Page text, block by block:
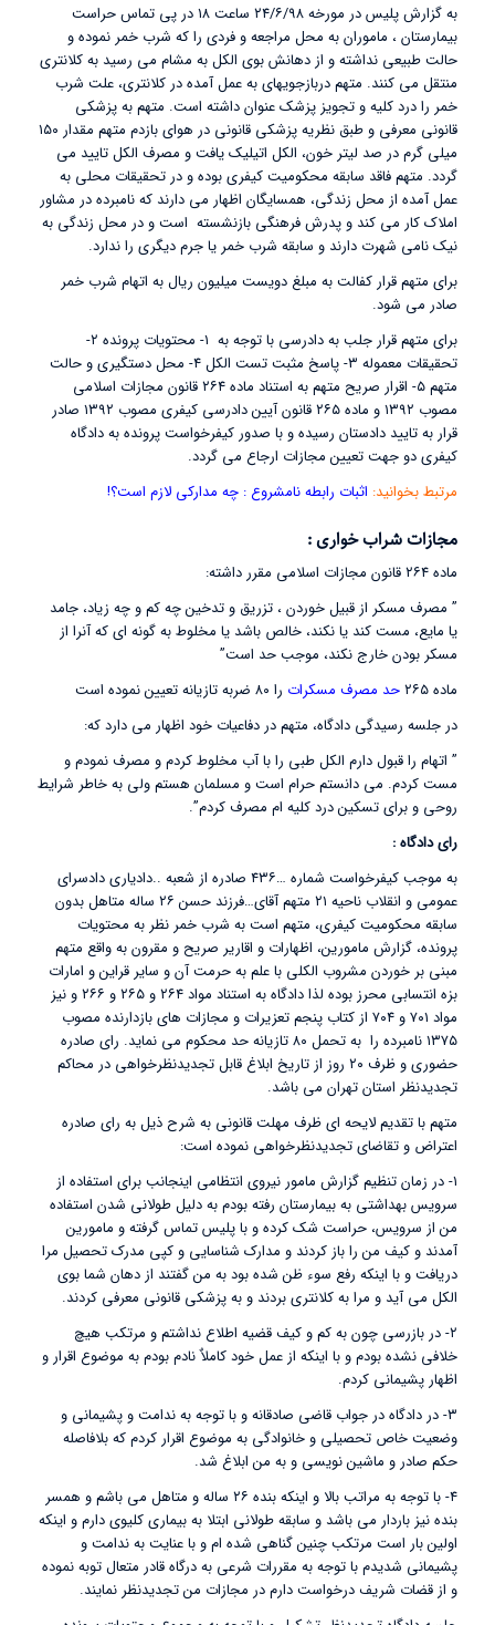
به گزارش پلیس در مورخه ۲۴/۶/۹۸ ساعت ۱۸ در پی تماس حراست
بیمارستان ، ماموران به محل مراجعه و فردی را که شرب خمر نموده و
حالت طبیعی نداشته و از دهانش بوی الکل به مشام می رسید به کلانتری
منتقل می کنند. متهم دربازجویهای به عمل آمده در کلانتری، علت شرب
خمر را درد کلیه و تجویز پزشک عنوان داشته است. متهم به پزشکی
قانونی معرفی و طبق نظریه پزشکی قانونی در هوای بازدم متهم مقدار ۱۵۰
میلی گرم در صد لیتر خون، الکل اتیلیک یافت و مصرف الکل تایید می
گردد. متهم فاقد سابقه محکومیت کیفری بوده و در تحقیقات محلی به
عمل آمده از محل زندگی، همسایگان اظهار می دارند که نامبرده در مشاور
املاک کار می کند و پدرش فرهنگی بازنشسته است و در محل زندگی به
نیک نامی شهرت دارند و سابقه شرب خمر یا جرم دیگری را ندارد.
برای متهم قرار کفالت به مبلغ دویست میلیون ریال به اتهام شرب خمر
صادر می شود.
برای متهم قرار جلب به دادرسی با توجه به ۱- محتویات پرونده ۲-
تحقیقات معموله ۳- پاسخ مثبت تست الکل ۴- محل دستگیری و حالت
متهم ۵- اقرار صریح متهم به استناد ماده ۲۶۴ قانون مجازات اسلامی
مصوب ۱۳۹۲ و ماده ۲۶۵ قانون آیین دادرسی کیفری مصوب ۱۳۹۲ صادر
قرار به تایید دادستان رسیده و با صدور کیفرخواست پرونده به دادگاه
کیفری دو جهت تعیین مجازات ارجاع می گردد.
مرتبط بخوانید: اثبات رابطه نامشروع : چه مدارکی لازم است؟!
مجازات شراب خواری :
ماده ۲۶۴ قانون مجازات اسلامی مقرر داشته:
” مصرف مسکر از قبیل خوردن ، تزریق و تدخین چه کم و چه زیاد، جامد
یا مایع، مست کند یا نکند، خالص باشد یا مخلوط به گونه ای که آنرا از
مسکر بودن خارج نکند، موجب حد است”
ماده ۲۶۵
حد مصرف مسکرات را ۸۰ ضربه تازیانه تعیین نموده است
در جلسه رسیدگی دادگاه، متهم در دفاعیات خود اظهار می دارد که:
” اتهام را قبول دارم الکل طبی را با آب مخلوط کردم و مصرف نمودم و
مست کردم. می دانستم حرام است و مسلمان هستم ولی به خاطر شرایط
روحی و برای تسکین درد کلیه ام مصرف کردم”.
رای دادگاه :
به موجب کیفرخواست شماره …۴۳۶ صادره از شعبه ..دادیاری دادسرای
عمومی و انقلاب ناحیه ۲۱ متهم آقای…فرزند حسن ۲۶ ساله متاهل بدون
سابقه محکومیت کیفری، متهم است به شرب خمر نظر به محتویات
پرونده، گزارش مامورین، اظهارات و اقاریر صریح و مقرون به واقع متهم
مبنی بر خوردن مشروب الکلی با علم به حرمت آن و سایر قراین و امارات
بزه انتسابی محرز بوده لذا دادگاه به استناد مواد ۲۶۴ و ۲۶۵ و ۲۶۶ و نیز
مواد ۷۰۱ و ۷۰۴ از کتاب پنجم تعزیرات و مجازات های بازدارنده مصوب
۱۳۷۵ نامبرده را به تحمل ۸۰ تازیانه حد محکوم می نماید. رای صادره
حضوری و ظرف ۲۰ روز از تاریخ ابلاغ قابل تجدیدنظرخواهی در محاکم
تجدیدنظر استان تهران می باشد.
متهم با تقدیم لایحه ای ظرف مهلت قانونی به شرح ذیل به رای صادره
اعتراض و تقاضای تجدیدنظرخواهی نموده است:
۱- در زمان تنظیم گزارش مامور نیروی انتظامی اینجانب برای استفاده از
سرویس بهداشتی به بیمارستان رفته بودم به دلیل طولانی شدن استفاده
من از سرویس، حراست شک کرده و با پلیس تماس گرفته و مامورین
آمدند و کیف من را باز کردند و مدارک شناسایی و کپی مدرک تحصیل مرا
دریافت و با اینکه رفع سوء ظن شده بود به من گفتند از دهان شما بوی
الکل می آید و مرا به کلانتری بردند و به پزشکی قانونی معرفی کردند.
۲- در بازرسی چون به کم و کیف قضیه اطلاع نداشتم و مرتکب هیچ
خلافی نشده بودم و با اینکه از عمل خود کاملاٌ نادم بودم به موضوع اقرار و
اظهار پشیمانی کردم.
۳- در دادگاه در جواب قاضی صادقانه و با توجه به ندامت و پشیمانی و
وضعیت خاص تحصیلی و خانوادگی به موضوع اقرار کردم که بلافاصله
حکم صادر و ماشین نویسی و به من ابلاغ شد.
۴- با توجه به مراتب بالا و اینکه بنده ۲۶ ساله و متاهل می باشم و همسر
بنده نیز باردار می باشد و سابقه طولانی ابتلا به بیماری کلیوی دارم و اینکه
اولین بار است مرتکب چنین گناهی شده ام و با عنایت به ندامت و
پشیمانی شدیدم با توجه به مقررات شرعی به درگاه قادر متعال توبه نموده
و از قضات شریف درخواست دارم در مجازات من تجدیدنظر نمایند.